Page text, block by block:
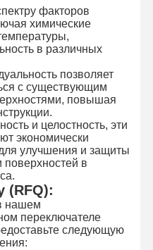
панели
факторов
химические
в различных
позволяет
с существующим
повышая
и целостность, эти
экономически
улучшения и защиты
поверхностей в
(RFQ):
нашем
переключателе
следующую